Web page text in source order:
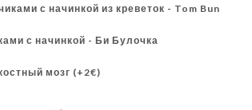
с начинкой из креветок - Tom Bun
с начинкой - Би Булочка
мозг (+2€)